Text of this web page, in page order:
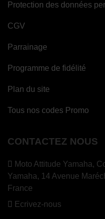
Protection des données
CGV
Parrainage
Programme de fidélité
Plan du site
Tous nos codes Promo
CONTACTEZ NOUS
Moto Attitude Yamaha,
Yamaha, 14 Avenue
France
Ecrivez-nous